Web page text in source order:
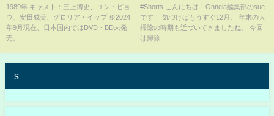
ション：小林恭治】
1989年 キャスト：三上博史、ユン・ピョ
ウ、安田成美、グロリア・イップ ※2024
年9月現在、日本国内ではDVD・BD未発
売。...
#Shorts こんにちは！Onnela編集部のsue
です！ 気づけばもうすぐ12月。 年末の大
掃除の時期も近づいてきましたね。 今回
は掃除...
s